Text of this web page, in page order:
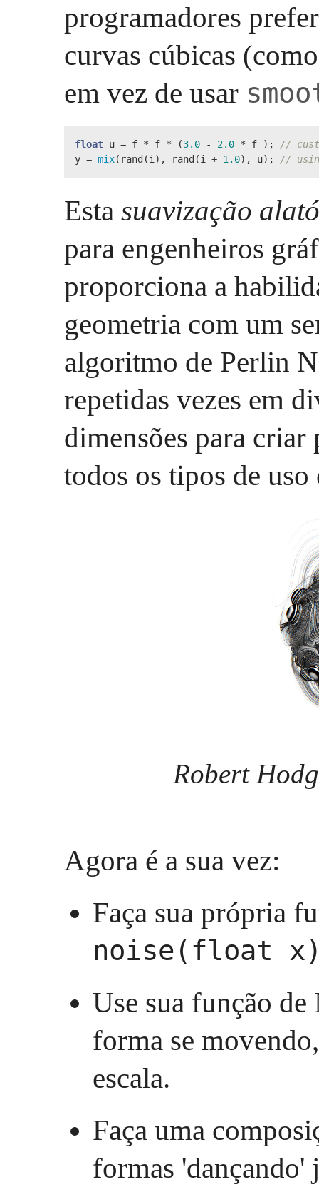
programadores
curvas cúbicas
em vez de usar
float u = f * f * (3.0 - 2.0 * f );
//
y = mix(rand(i), rand(i + 1.0), u); //
Esta suavização
para engenheiros
proporciona a
geometria com um
algoritmo de Perlin
repetidas vezes em
dimensões para criar
todos os tipos de
Robert
Agora é a sua vez:
Faça sua própria
noise(float
Use sua função
forma se
escala.
Faça uma
formas 'dançando'